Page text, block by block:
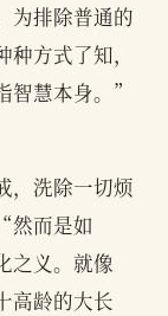
为排除普通的
方式了知，
智慧本身。”
，洗除一切烦
然而是如
义。就像
高龄的大长